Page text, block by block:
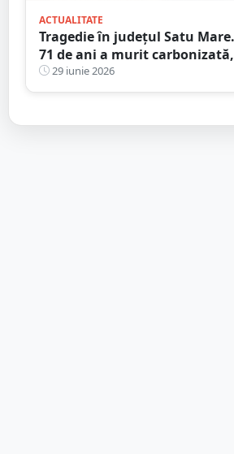
ACTUALITATE
Tragedie în județul Satu
71 de ani a murit
anchetatorii au luat în calcul
ipoteza unei crime
29 iunie 2026